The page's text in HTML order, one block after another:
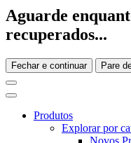
Aguarde
recuperados...
Fechar e continuar Pare
Produtos
Explorar por
Novos